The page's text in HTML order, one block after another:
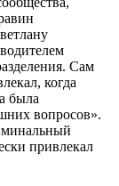
Сам
когда
была
вопросов».
привлекал